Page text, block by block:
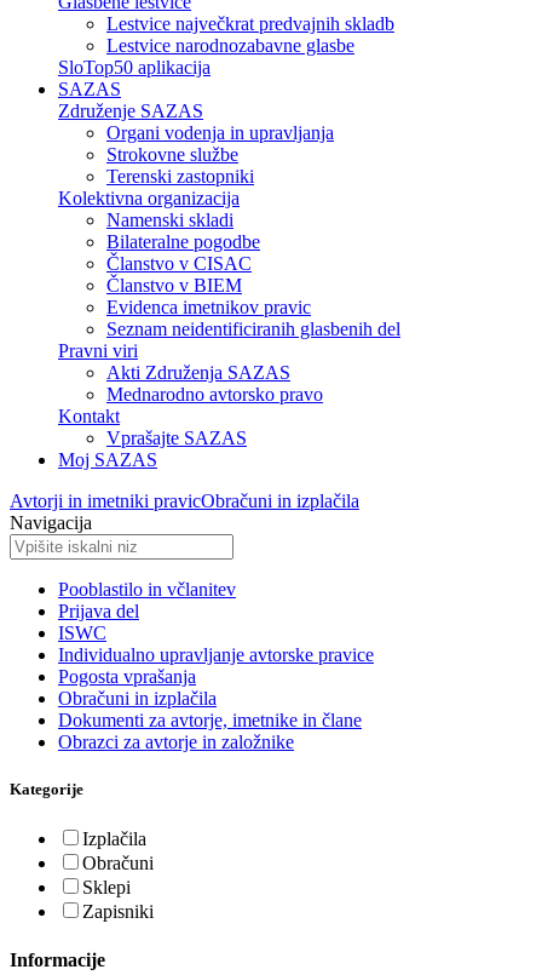
Lestvice največkrat predvajnih skladb
Lestvice narodnozabavne glasbe
SloTop50 aplikacija
SAZAS
Združenje SAZAS
Organi vodenja in upravljanja
Strokovne službe
Terenski zastopniki
Kolektivna organizacija
Namenski skladi
Bilateralne pogodbe
Članstvo v CISAC
Članstvo v BIEM
Evidenca imetnikov pravic
Seznam neidentificiranih glasbenih del
Pravni viri
Akti Združenja SAZAS
Mednarodno avtorsko pravo
Kontakt
Vprašajte SAZAS
Moj SAZAS
Avtorji in imetniki pravicObračuni in izplačila
Navigacija
Pooblastilo in včlanitev
Prijava del
ISWC
Individualno upravljanje avtorske pravice
Pogosta vprašanja
Obračuni in izplačila
Dokumenti za avtorje, imetnike in člane
Obrazci za avtorje in založnike
Kategorije
Izplačila
Obračuni
Sklepi
Zapisniki
Informacije